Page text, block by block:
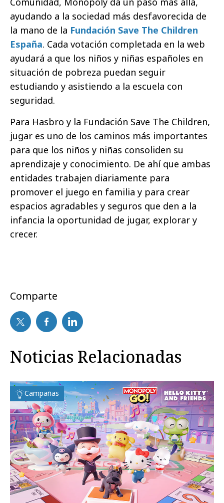
ayudando a la sociedad más desfavorecida de
la mano de la Fundación Save The Children
España. Cada votación completada en la web
ayudará a que los niños y niñas españoles en
situación de pobreza puedan seguir
estudiando y asistiendo a la escuela con
seguridad.
Para Hasbro y la Fundación Save The Children,
jugar es uno de los caminos más importantes
para que los niños y niñas consoliden su
aprendizaje y conocimiento. De ahí que ambas
entidades trabajen diariamente para
promover el juego en familia y para crear
espacios agradables y seguros que den a la
infancia la oportunidad de jugar, explorar y
crecer.
Comparte
Noticias Relacionadas
Campañas